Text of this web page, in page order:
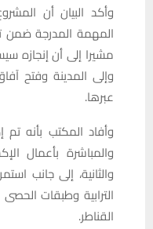
وأكد البيان أن
المهمة المدرجة ضمن
مشيرا إلى أن
وإلى المدينة وفتح
عبرها.
وأفاد المكتب بأنه
والمباشرة بأعمال
والثانية، إلى جانب
الترابية وطبقات الحصى
القناطر.